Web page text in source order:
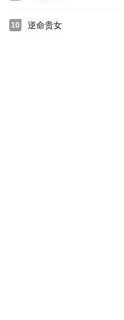
10 逆命贵女